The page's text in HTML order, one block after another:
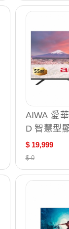
AIWA 愛
D 智慧型
55UD24
$ 19,999
$ 0